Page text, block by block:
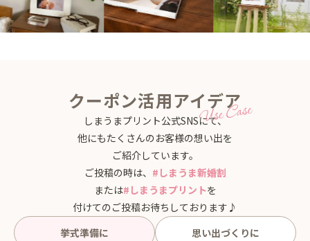
クーポン活用アイデア
しまうまプリント公式SNSにて、
他にもたくさんのお客様の想い出を
ご紹介しています。
ご投稿の時は、 #しまうま新婚割
または#しまうまプリントを
付けてのご投稿お待ちしております♪
挙式準備に
思い出づくりに